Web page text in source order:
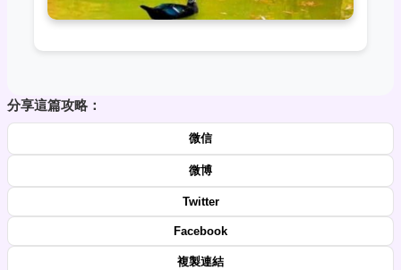
分享這篇攻略：
微信
微博
Twitter
Facebook
複製連結